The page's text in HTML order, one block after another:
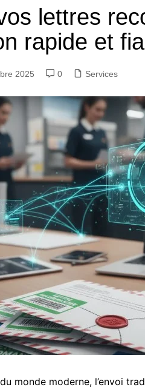
lettres
rapide et
2025 0 Services
monde moderne, l’envoi